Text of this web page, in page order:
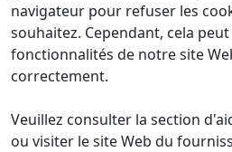
navigateur pour refuser les
souhaitez. Cependant, cela
fonctionnalités de notre site
correctement.
Veuillez consulter la section
ou visiter le site Web du